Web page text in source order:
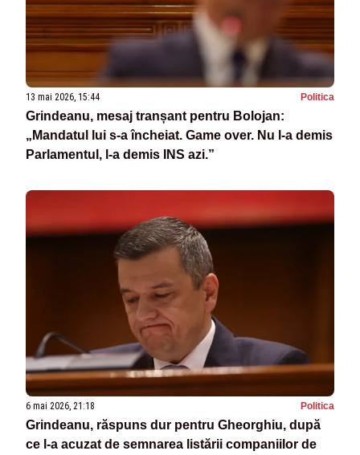
13 mai 2026, 15:44 Politica
Grindeanu, mesaj tranșant pentru Bolojan:
„Mandatul lui s-a încheiat. Game over. Nu l-a demis
Parlamentul, l-a demis INS azi.”
6 mai 2026, 21:18 Politica
Grindeanu, răspuns dur pentru Gheorghiu, după
ce l-a acuzat de semnarea listării companiilor de